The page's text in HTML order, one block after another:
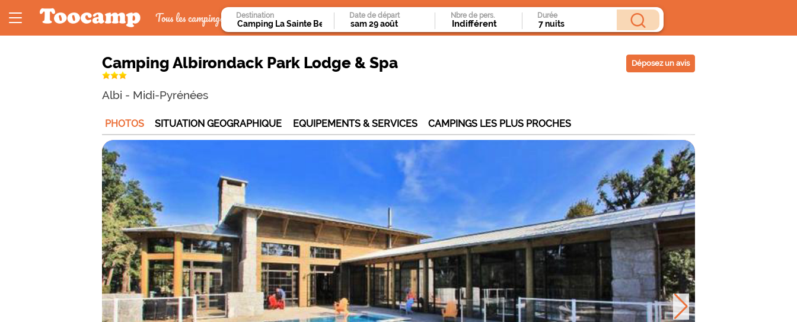
Tous les campings Destination Date de départ Durée
Nbre de pers.
Camping Albirondack Park Lodge & Spa
Albi - Midi-Pyrénées
Déposez un avis
PHOTOS SITUATION GEOGRAPHIQUE EQUIPEMENTS & SERVICES CAMPINGS LES PLUS PROCHES